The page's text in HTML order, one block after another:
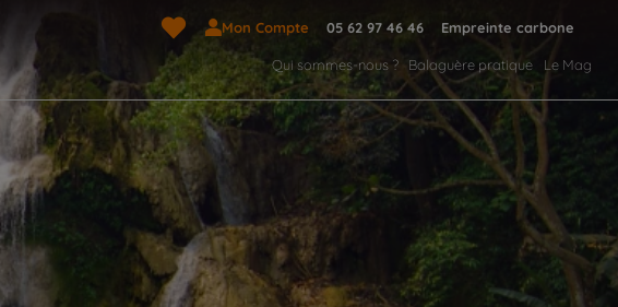
Mon Compte 05 62 97 46 46 Empreinte carbone
Qui sommes-nous ? Balaguère pratique Le Mag